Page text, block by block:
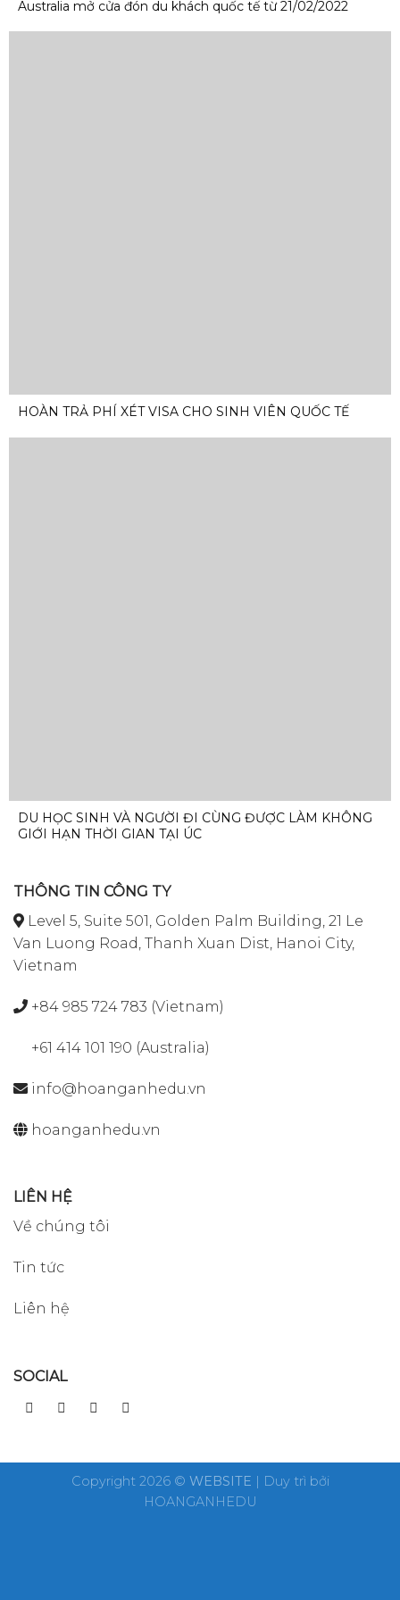
Australia mở cửa đón du khách quốc tế từ 21/02/2022
HOÀN TRẢ PHÍ XÉT VISA CHO SINH VIÊN QUỐC TẾ
DU HỌC SINH VÀ NGƯỜI ĐI CÙNG ĐƯỢC LÀM KHÔNG
GIỚI HẠN THỜI GIAN TẠI ÚC
THÔNG TIN CÔNG TY
Level 5, Suite 501, Golden Palm Building, 21 Le
Van Luong Road, Thanh Xuan Dist, Hanoi City,
Vietnam
+84 985 724 783 (Vietnam)
+61 414 101 190 (Australia)
info@hoanganhedu.vn
hoanganhedu.vn
LIÊN HỆ
Về chúng tôi
Tin tức
Liên hệ
SOCIAL
Copyright 2026 © WEBSITE | Duy trì bởi
HOANGANHEDU